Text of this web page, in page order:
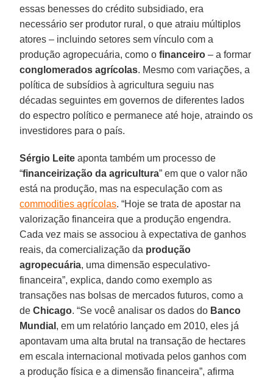
essas benesses do crédito subsidiado, era
necessário ser produtor rural, o que atraiu múltiplos
atores – incluindo setores sem vínculo com a
produção agropecuária, como ofinanceiro – a formar
conglomerados agrícolas. Mesmo com variações, a
política de subsídios à agricultura seguiu nas
décadas seguintes em governos de diferentes lados
do espectro político e permanece até hoje, atraindo os
investidores para o país.
Sérgio Leite aponta também um processo de
“financeirização da agricultura” em que o valor não
está na produção, mas na especulação com as
commodities agrícolas. “Hoje se trata de apostar na
valorização financeira que a produção engendra.
Cada vez mais se associou à expectativa de ganhos
reais, da comercialização da produção
agropecuária, uma dimensão especulativo-
financeira”, explica, dando como exemplo as
transações nas bolsas de mercados futuros, como a
deChicago. “Se você analisar os dados do Banco
Mundial , em um relatório lançado em 2010, eles já
apontavam uma alta brutal na transação de hectares
em escala internacional motivada pelos ganhos com
a produção física e a dimensão financeira”, afirma